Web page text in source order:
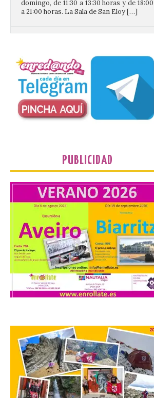
celebra el XXIV festival de
8 Ago 2026
La información en la web
del Ayuntamiento sobre
este evento es del año
2022 y la de su página de
tiene un momento culminante en […]
Villadangos recrea la
batalla en el que se
decidió el futuro del Reino
de León
8 Ago 2026
Una de las novedades de
esta edición de la Batalla
de Villadangos es el plato
días 7, 8 y 9 de este […]
Vuelve la tradicional Feria
de Dulces del Convento a
Gradefes
PUBLICIDAD